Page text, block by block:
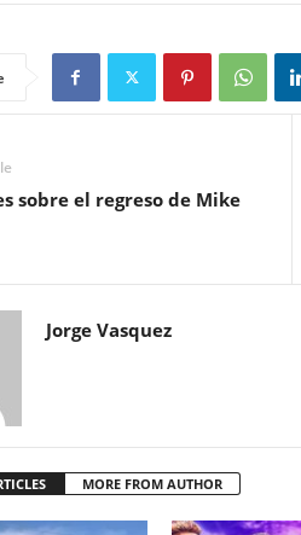
sobre el regreso de Mike
Jorge Vasquez
MORE FROM AUTHOR